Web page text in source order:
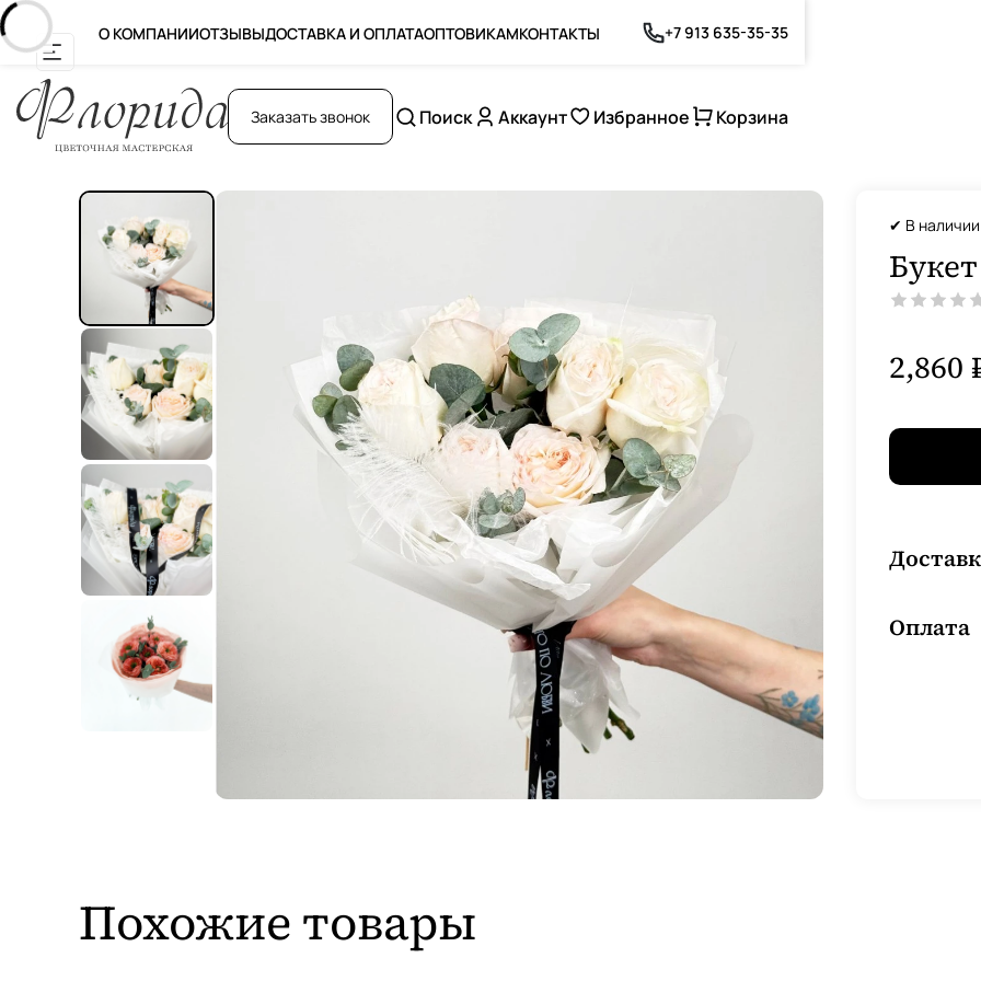
О КОМПАНИИОТЗЫВЫДОСТАВКА И ОПЛАТАОПТОВИКАМКОНТАКТЫ +7 913 635-35-35
Заказать звонок Поиск Аккаунт Избранное Корзина
✔ В наличии
2,860
Оплата
Похожие товары